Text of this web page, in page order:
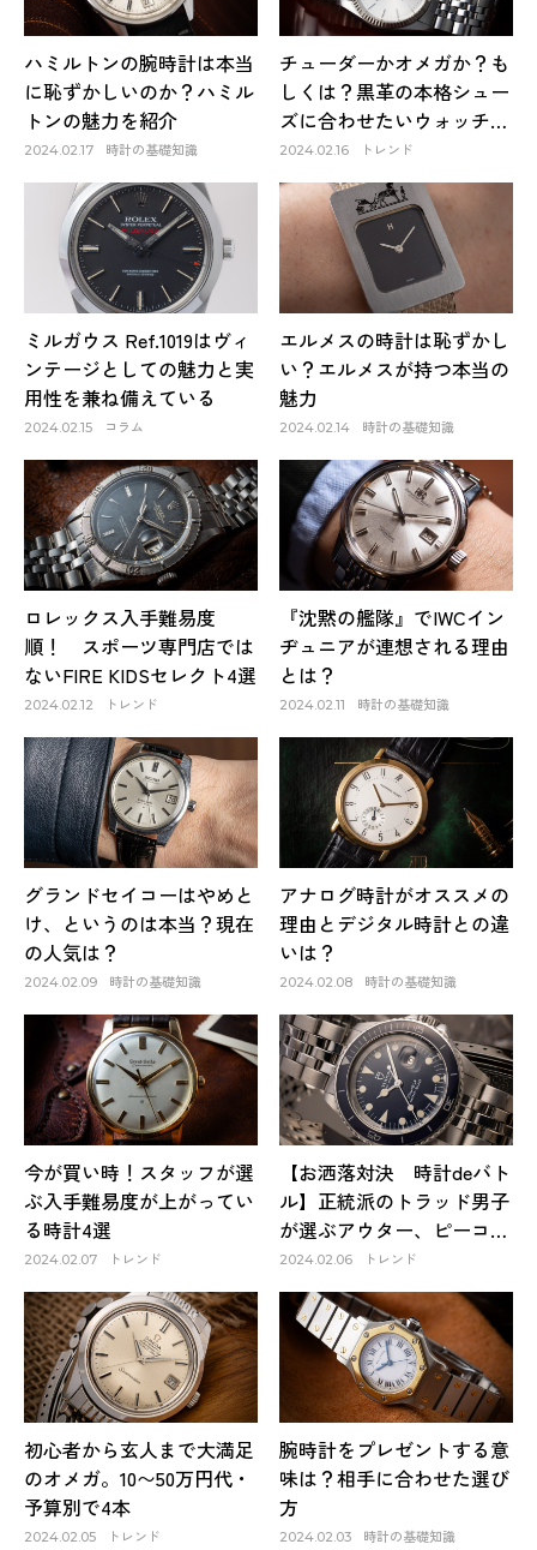
ハミルトンの腕時計は本当
に恥ずかしいのか？ハミル
トンの魅力を紹介
2024.02.17 時計の基礎知識
チューダーかオメガか？も
しくは？黒革の本格シュー
ズに合わせたいウォッチと
は？
2024.02.16 トレンド
ミルガウス Ref.1019はヴィ
ンテージとしての魅力と実
用性を兼ね備えている
2024.02.15 コラム
エルメスの時計は恥ずかし
い？エルメスが持つ本当の
魅力
2024.02.14 時計の基礎知識
ロレックス入手難易度
順！ スポーツ専門店では
ないFIRE KIDSセレクト4選
2024.02.12 トレンド
『沈黙の艦隊』でIWCイン
ヂュニアが連想される理由
とは？
2024.02.11 時計の基礎知識
グランドセイコーはやめと
け、というのは本当？現在
の人気は？
2024.02.09 時計の基礎知識
アナログ時計がオススメの
理由とデジタル時計との違
いは？
2024.02.08 時計の基礎知識
今が買い時！スタッフが選
ぶ入手難易度が上がってい
る時計4選
2024.02.07 トレンド
【お洒落対決 時計deバト
ル】正統派のトラッド男子
が選ぶアウター、ピーコー
トに合わせる
2024.02.06 トレンド
初心者から玄人まで大満足
のオメガ。10〜50万円代・
予算別で4本
2024.02.05 トレンド
腕時計をプレゼントする意
味は？相手に合わせた選び
方
2024.02.03 時計の基礎知識